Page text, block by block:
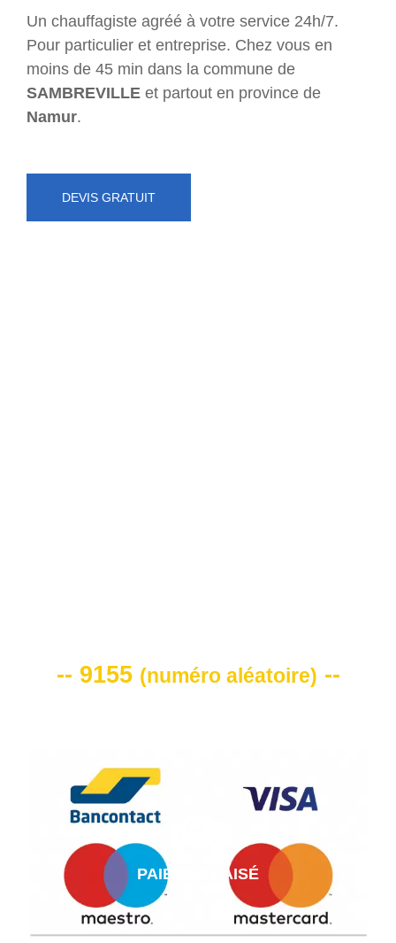
Un chauffagiste agréé à votre service 24h/7.
Pour particulier et entreprise. Chez vous en
moins de 45 min dans la commune de
SAMBREVILLE et partout en province de
Namur.
DEVIS GRATUIT
-- 9155 (numéro aléatoire) --
PAIEMENT AISÉ